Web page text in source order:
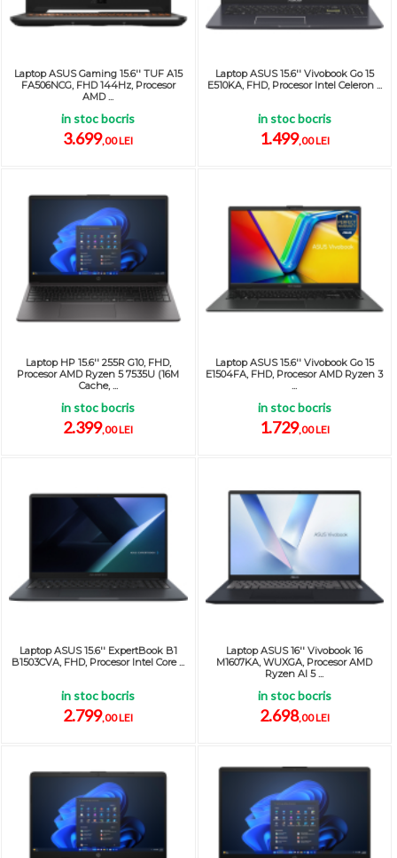
Laptop ASUS Gaming 15.6'' TUF A15
FA506NCG, FHD 144Hz, Procesor
AMD ...
in stoc bocris
3.699,00 LEI
Laptop ASUS 15.6'' Vivobook Go 15
E510KA, FHD, Procesor Intel Celeron ...
in stoc bocris
1.499,00 LEI
Laptop HP 15.6'' 255R G10, FHD,
Procesor AMD Ryzen 5 7535U (16M
Cache, ...
in stoc bocris
2.399,00 LEI
Laptop ASUS 15.6'' Vivobook Go 15
E1504FA, FHD, Procesor AMD Ryzen 3
in stoc bocris
1.729,00 LEI
Laptop ASUS 15.6'' ExpertBook B1
B1503CVA, FHD, Procesor Intel Core ...
in stoc bocris
2.799,00 LEI
Laptop ASUS 16'' Vivobook 16
M1607KA, WUXGA, Procesor AMD
Ryzen AI 5 ...
in stoc bocris
2.698,00 LEI